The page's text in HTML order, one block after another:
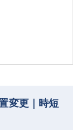
変更｜時短